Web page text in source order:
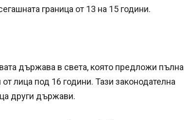
граница от 13 на 15 години.
държава в света, която предложи пълна
лица под 16 години. Тази законодателна
други държави.